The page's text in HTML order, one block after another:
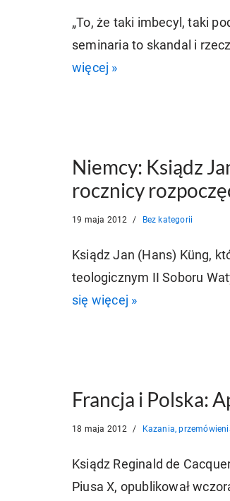
„To, że taki imbecyl, taki
seminaria to skandal i
więcej »
Niemcy: Ksiądz
rocznicy
19 maja 2012 Bez kategorii
Ksiądz Jan (Hans) Küng,
teologicznym II Soboru
się więcej »
Francja i Polska:
18 maja 2012 Kazania,
Ksiądz Reginald de
Piusa X, opublikował